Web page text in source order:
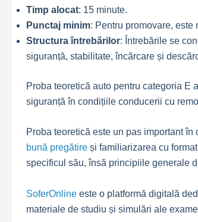
Timp alocat: 15 minute.
Punctaj minim: Pentru promovare,
Structura întrebărilor: Întrebările se
siguranță, stabilitate, încărcare și
Proba teoretică auto pentru categoria E
siguranță în condițiile conducerii cu
Proba teoretică este un pas important
bună pregătire și familiarizarea cu
specificul său, însă principiile generale
SoferOnline este o platformă digitală
materiale de studiu și simulări ale